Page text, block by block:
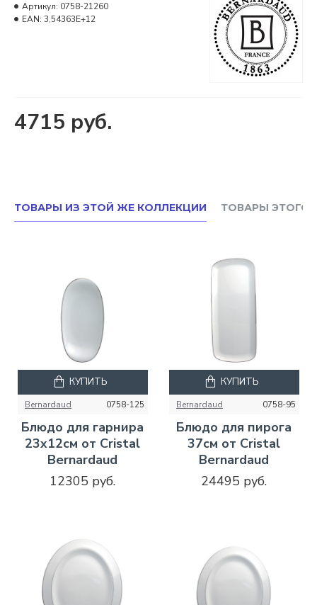
4715 руб.
Артикул: 0758-21260
EAN: 3,54363E+12
ТОВАРЫ ИЗ ЭТОЙ ЖЕ КОЛЛЕКЦИИ ТОВАРЫ ЭТОГО
Bernardaud 0758-125
Блюдо для гарнира
23x12см от Cristal
Bernardaud
12305 руб.
КУПИТЬ
Bernardaud 0758-95
Блюдо для пирога
37см от Cristal
Bernardaud
24495 руб.
КУПИТЬ